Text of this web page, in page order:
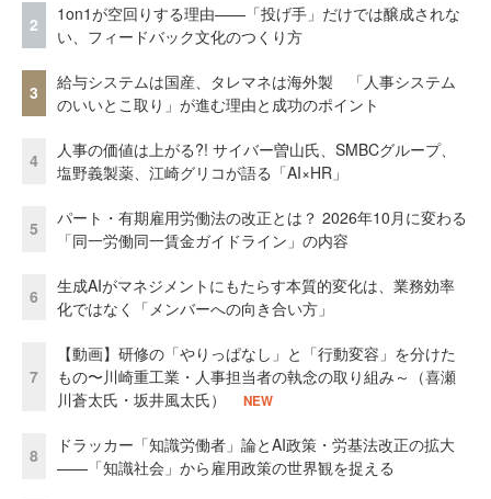
2
1on1が空回りする理由——「投げ手」だけでは醸成されな
い、フィードバック文化のつくり方
3
給与システムは国産、タレマネは海外製 「人事システム
のいいとこ取り」が進む理由と成功のポイント
4
人事の価値は上がる?! サイバー曽山氏、SMBCグループ、
塩野義製薬、江崎グリコが語る「AI×HR」
5
パート・有期雇用労働法の改正とは？ 2026年10月に変わる
「同一労働同一賃金ガイドライン」の内容
6
生成AIがマネジメントにもたらす本質的変化は、業務効率
化ではなく「メンバーへの向き合い方」
7
【動画】研修の「やりっぱなし」と「行動変容」を分けた
もの〜川崎重工業・人事担当者の執念の取り組み～（喜瀬
川蒼太氏・坂井風太氏）
NEW
8
ドラッカー「知識労働者」論とAI政策・労基法改正の拡大
——「知識社会」から雇用政策の世界観を捉える